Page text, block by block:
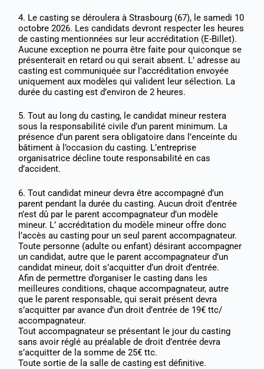
4. Le casting se déroulera à Strasbourg (67), le samedi 10
octobre 2026. Les candidats devront respecter les heures
de casting mentionnées sur leur accréditation (E-Billet).
Aucune exception ne pourra être faite pour quiconque se
présenterait en retard ou qui serait absent. L’ adresse au
casting est communiquée sur l’accréditation envoyée
uniquement aux modèles qui valident leur sélection. La
durée du casting est d’environ de 2 heures.
5. Tout au long du casting, le candidat mineur restera
sous la responsabilité civile d’un parent minimum. La
présence d’un parent sera obligatoire dans l’enceinte du
bâtiment à l’occasion du casting. L’entreprise
organisatrice décline toute responsabilité en cas
d’accident.
6. Tout candidat mineur devra être accompagné d’un
parent pendant la durée du casting. Aucun droit d’entrée
n’est dû par le parent accompagnateur d’un modèle
mineur. L’ accréditation du modèle mineur offre donc
l’accès au casting pour un seul parent accompagnateur.
Toute personne (adulte ou enfant) désirant accompagner
un candidat, autre que le parent accompagnateur d’un
candidat mineur, doit s’acquitter d’un droit d’entrée.
Afin de permettre d’organiser le casting dans les
meilleures conditions, chaque accompagnateur, autre
que le parent responsable, qui serait présent devra
s’acquitter par avance d’un droit d’entrée de 19€ ttc/
accompagnateur.
Tout accompagnateur se présentant le jour du casting
sans avoir réglé au préalable de droit d’entrée devra
s’acquitter de la somme de 25€ ttc.
Toute sortie de la salle de casting est définitive.